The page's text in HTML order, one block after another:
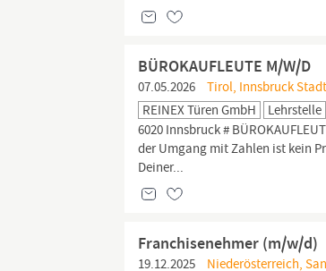
BÜROKAUFLEUTE M/W/D
07.05.2026
Tirol, Innsbruck
REINEX Türen GmbH
Lehrstelle
6020 Innsbruck #
der Umgang mit Zahlen ist kein
Deiner...
Franchisenehmer (m/w/d)
19.12.2025
Niederösterreich,